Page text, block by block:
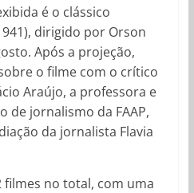
é o clássico
dirigido por Orson
Após a projeção,
o filme com o crítico
Araújo, a professora e
de jornalismo da FAAP,
da jornalista Flavia
no total, com uma